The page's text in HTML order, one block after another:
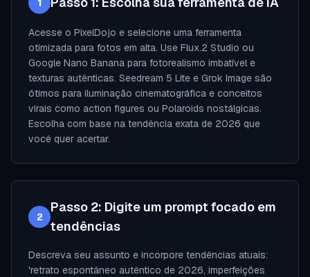
1
Acesse o PixelDojo e selecione uma ferramenta
otimizada para fotos em alta. Use Flux.2 Studio ou
Google Nano Banana para fotorealismo imbatível e
texturas autênticas. Seedream 5 Lite e Grok Image são
ótimos para iluminação cinematográfica e conceitos
virais como action figures ou Polaroids nostálgicas.
Escolha com base na tendência exata de 2026 que
você quer acertar.
2
Passo 2: Digite um prompt focado em
tendências
Descreva seu assunto e incorpore tendências atuais:
'retrato espontâneo autêntico de 2026, imperfeições